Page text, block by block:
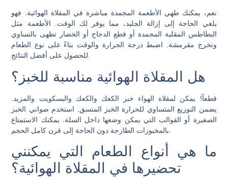
نعم، يمكنك طهي الأطعمة المجمدة مباشرة في المقلاة الهوائية. فهو
يلغي الحاجة إلى إزالة الجليد، مما يوفر لك الوقت. الأطعمة مثل
البطاطس المقلية المجمدة أو قطع الدجاج أو الخضار تطهى بالتساوي
وتخرج مقرمشة. اضبط درجة الحرارة والوقت بناءً على نوع الطعام
للحصول على أفضل النتائج.
هل المقلاة الهوائية مناسبة للخبز؟
قطعاً! يمكن لمقلاة الهواء خبز الكعك والكعك والبسكويت والمزيد.
يضمن التوزيع المتساوي للحرارة الخبز المتسق. استخدم صواني الخبز
الصغيرة أو القوالب التي يمكن وضعها داخل السلة. يمكنك الاستمتاع
ما هي أنواع الطعام التي يمكنني
تحضيرها في المقلاة الهوائية؟